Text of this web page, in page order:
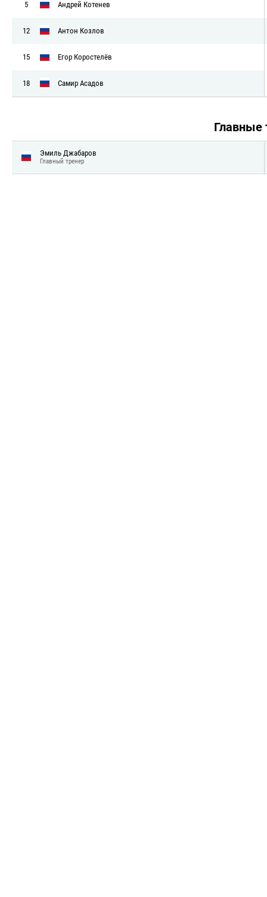
5 Андрей Котенев
12 Антон Козлов
15 Егор Коростелёв
18 Самир Асадов
Главные
Эмиль Джабаров
Главный тренер